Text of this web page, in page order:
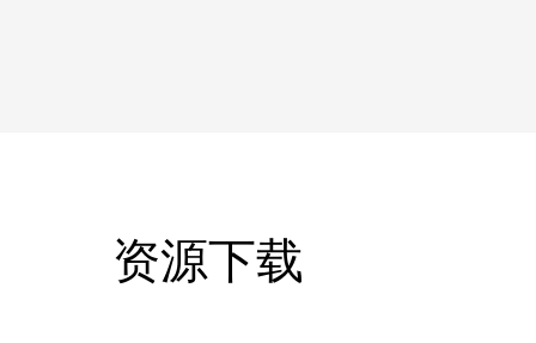
资源下载